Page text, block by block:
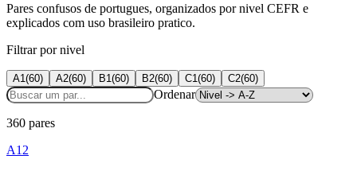
Pares confusos de portugues, organizados por nivel CEFR e
explicados com uso brasileiro pratico.
Filtrar por nivel
A1 (60) A2(60) B1 (60) B2(60) C1 (60) C2(60)
Ordenar
360 pares
A1 2